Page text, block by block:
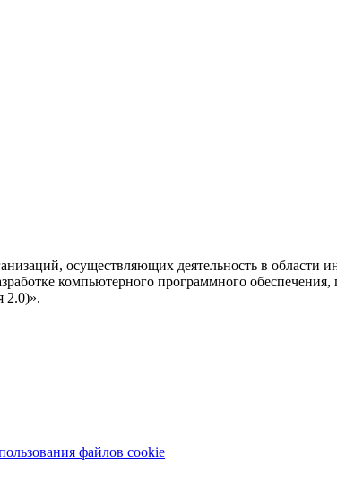
осуществляющих деятельность в области
компьютерного программного
2.0)».
файлов cookie